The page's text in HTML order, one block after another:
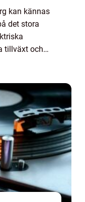
kan kännas
det stora
tillväxt och